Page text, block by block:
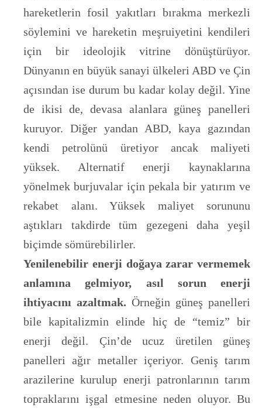
hareketlerin fosil yakıtları bırakma merkezli
söylemini ve hareketin meşruiyetini kendileri
için bir ideolojik vitrine dönüştürüyor.
Dünyanın en büyük sanayi ülkeleri ABD ve Çin
açısından ise durum bu kadar kolay değil. Yine
de ikisi de, devasa alanlara güneş panelleri
kuruyor. Diğer yandan ABD, kaya gazından
kendi petrolünü üretiyor ancak maliyeti
yüksek. Alternatif enerji kaynaklarına
yönelmek burjuvalar için pekala bir yatırım ve
rekabet alanı. Yüksek maliyet sorununu
aştıkları takdirde tüm gezegeni daha yeşil
biçimde sömürebilirler.
Yenilenebilir enerji doğaya zarar vermemek
anlamına gelmiyor, asıl sorun enerji
ihtiyacını azaltmak. Örneğin güneş panelleri
bile kapitalizmin elinde hiç de “temiz” bir
enerji değil. Çin’de ucuz üretilen güneş
panelleri ağır metaller içeriyor. Geniş tarım
arazilerine kurulup enerji patronlarının tarım
topraklarını işgal etmesine neden oluyor. Bu